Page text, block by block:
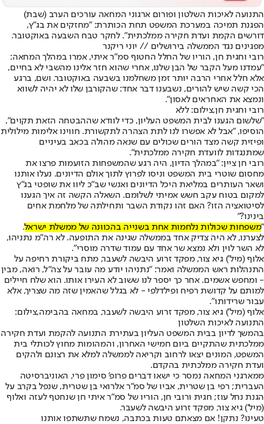
התנועה לאיכות השלטון ופורום ארגוני המחאה עורכים הערב (שבת)
הפגנת תמיכה במערכת המשפט תחת הכותרת: "מחזקים את בג"ץ,
דורשים הקמת ועדת חקירה ממלכתית". לחקר טבח השבעה באוקטובר.
מפגינים נגד הממשלה בירושלים // יוני ריקנר
רובי וחגית חן, הוריו של החלל החטוף סמ"ר איתי, אמרו במהלך המחאה:
"עמדנו מעל הקבר של הבן שלנו, אחרי שהוא חזר אלינו מהשבי לא בחיים,
אלא חלל אחרי הרבה יותר זמן משחלמנו בשבעה באוקטובר. ושם, ברגע
הכי קשה שיש להורים, נשבענו דבר אחד: שהקורבן שלו לא יהיה לשווא
ונמצא את האחראים לאסון".
רובי וחגית חן,צילום: ללא
"שלשום הגענו לבית המשפט העליון, כדי לוודא שההבטחה הזאת תקוים",
הוסיפו, "אבל לא אפשרו לנו לתת הצהרה לתקשורת. חווינו אלימות מילולית
ופיזית קשה מצד הורים שכולים עם שנאה מהולה בכאב בעיניים
שמתנגדות לוועדת חקירה ממלכתית".
רובי חן ציין: "במהלך הדיון, היה רגע שהמשפחות הזועמות פרצו את
מחסום שוטרי בית המשפט וניסו לפרוץ לתוך אולם הדיונים. נעלו אותנו
ושאר העותרים במליאת היכל הדיונים ואנשי שב"כ ליוו את שופטי בג"ץ
למקום בטוח עקב חשש אמיתי לשלומם. השאלה הקשה זה איך הגענו
לסיטואציה הזו? האם זהו נקודת השבר ותחילתה של מלחמת אחים
בינינו?"
"משפחות שכולות נלחמות אחת בשנייה בהכוונה של ממשלת ישראל.
לצערנו, לא היה צדיק אחד בממשלה שגינה את התופעה. לא רה"מ נתניהו,
לא השר לוין ולא נמצא שר אחד עם עמוד שדרה מוסרי".
אלוף (מיל') גיא צור, מפקד זרוע היבשה לשעבר, מתח ביקורת רחיפה על
התנהלות ראש הממשלה ואמר: "נתניהו יודע מה עובר על צה"ל, רואה, מבין
- ומחפש אשמים. אחר כך יספר לנו ששוב לא העירו אותו. הוא שלח חיילים
למותם על קדושת רפיח ופילדלפי - לא בגלל שהאמין שזה מה שצריך, אלא
עבור שרידותו".
אלוף (מיל') גיא צור, מפקד זרוע היבשה לשעבר, במחאה בהבימה,צילום:
התנועה לאיכות השלטון
בהמשך לדיון בבית המשפט העליון בעתירת התנועה להקמת ועדת חקירה
ממלכתית שהתקיים ביום חמישי האחרון, והמהומות מחוץ לכותלי בית
המשפט, המונים יצאו לרחוב וקריאה לממשלה למלא את רצונם ולהקים
ועדת חקירה ממלכתית בהקדם.
ממארגני המחאה נמסר כי ישאו דברים פרופ' סימון פרי, האוניברסיטה
העברית; רפי בן שטרית, אביו של סמ"ר אלרואי בן שטרית, שנפל בקרב על
הגנת נחל עוז; חגית ורובי חן, הוריו של סמ"ר איתי חן שנחטף לעזה ואלוף
(מיל') גיא צור, מפקד זרוע היבשה לשעבר.
טעינו? נתקן! אם מצאתם טעות בכתבה, נשמח שתשתפו אותנו